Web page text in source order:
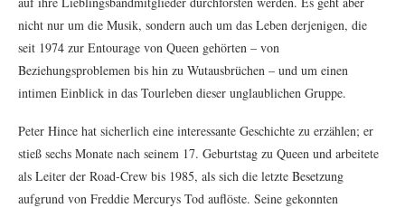
nicht nur um die Musik, sondern auch um das Leben derjenigen, die
seit 1974 zur Entourage von Queen gehörten – von
Beziehungsproblemen bis hin zu Wutausbrüchen – und um einen
intimen Einblick in das Tourleben dieser unglaublichen Gruppe.
Peter Hince hat sicherlich eine interessante Geschichte zu erzählen; er
stieß sechs Monate nach seinem 17. Geburtstag zu Queen und arbeitete
als Leiter der Road-Crew bis 1985, als sich die letzte Besetzung
aufgrund von Freddie Mercurys Tod auflöste. Seine gekonnten